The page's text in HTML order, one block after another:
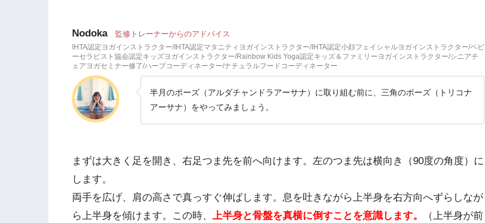
Nodoka 監修トレーナーからのアドバイス
IHTA認定ヨガインストラクター/IHTA認定マタニティヨガインストラクター/IHTA認定小顔フェイシャルヨガインストラクター/ベビ
ーセラピスト協会認定キッズヨガインストラクター/Rainbow Kids Yoga認定キッズ＆ファミリーヨガインストラクター/シニアチ
ェアヨガセミナー修了/ハーブコーディネーター/ナチュラルフードコーディネーター
半月のポーズ（アルダチャンドラアーサナ）に取り組む前に、三角のポーズ（トリコナ
アーサナ）をやってみましょう。
まずは大きく足を開き、右足つま先を前へ向けます。左のつま先は横向き（90度の角度）に
します。
両手を広げ、肩の高さで真っすぐ伸ばします。息を吐きながら上半身を右方向へずらしなが
ら上半身を傾けます。この時、 上半身と骨盤を真横に倒すことを意識します。
（上半身が前